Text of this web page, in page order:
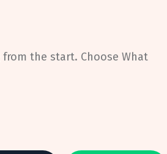
the start. Choose What